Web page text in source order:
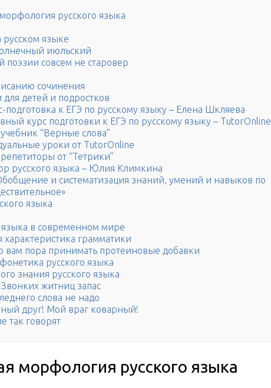
русского языка
русском языке
июльский
поэзии совсем не старовер
сочинения
детей и подростков
подготовка к ЕГЭ по русскому языку – Елена Шкляева
курс подготовки к ЕГЭ по русскому языку – TutorOnline
“Верные слова”
уроки от TutorOnline
от “Тетрики”
русского языка – Юлия Климкина
и систематизация знаний, умений и навыков по
языка
языка в современном мире
характеристика грамматики
вам пора принимать протеиновые добавки
русского языка
знания русского языка
житниц запас
слова не надо
друг! Мой враг коварный!
так говорят
морфология русского языка